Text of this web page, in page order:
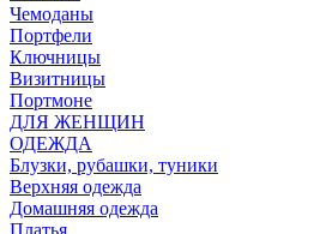
Чемоданы
Портфели
Ключницы
Визитницы
Портмоне
ДЛЯ ЖЕНЩИН
ОДЕЖДА
Блузки, рубашки, туники
Верхняя одежда
Домашняя одежда
Платья